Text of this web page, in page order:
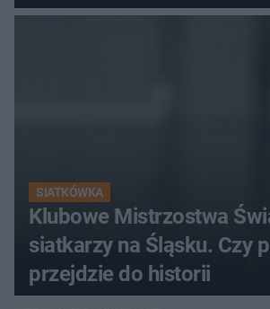
SIATKÓWKA
Klubowe Mistrzostwa
siatkarzy na Śląsku. Czy
przejdzie do historii